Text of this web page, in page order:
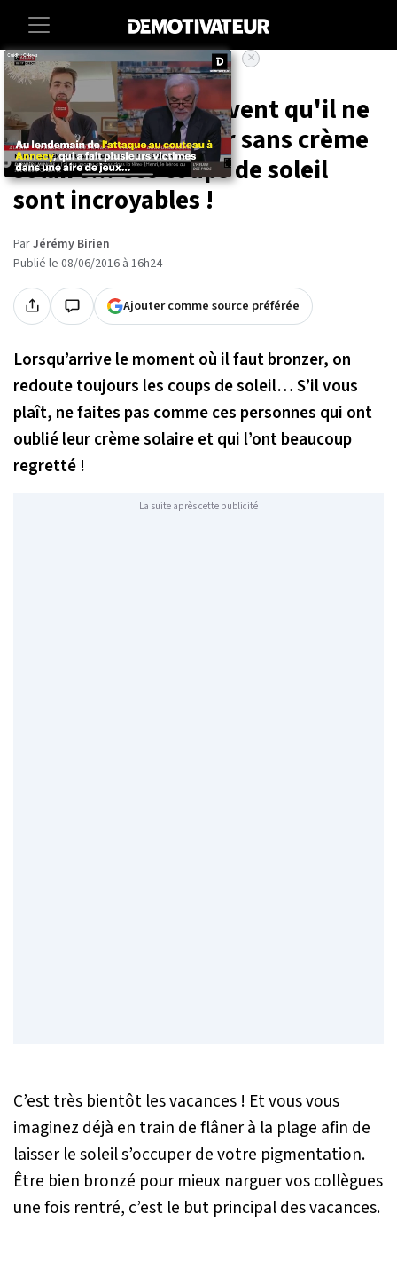
Accueil Insolite
18 images qui prouvent qu'il ne
faut jamais bronzer sans crème
solaire... Ces coups de soleil
sont incroyables !
ParJérémy Birien
Publié le 08/06/2016 à 16h24
Ajouter comme source préférée
Lorsqu’arrive le moment où il faut bronzer, on
redoute toujours les coups de soleil… S’il vous
plaît, ne faites pas comme ces personnes qui ont
oublié leur crème solaire et qui l’ont beaucoup
regretté !
La suite après cette publicité
C’est très bientôt les vacances ! Et vous vous
imaginez déjà en train de flâner à la plage afin de
laisser le soleil s’occuper de votre pigmentation.
Être bien bronzé pour mieux narguer vos collègues
une fois rentré, c’est le but principal des vacances.
×